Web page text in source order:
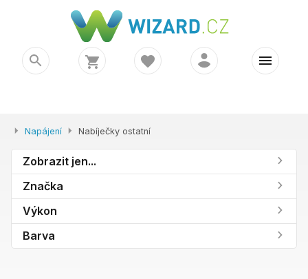
Napájení Nabíječky ostatní
Zobrazit jen...
Značka
Výkon
Barva